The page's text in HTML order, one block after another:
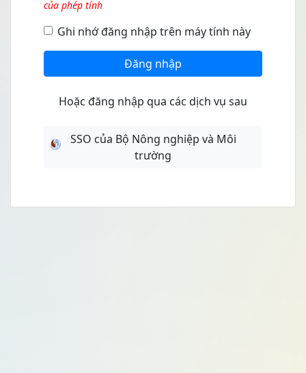
của phép tính
Ghi nhớ đăng nhập trên máy tính này
Đăng nhập
Hoặc đăng nhập qua các dịch vụ sau
SSO của Bộ Nông nghiệp và Môi
trường